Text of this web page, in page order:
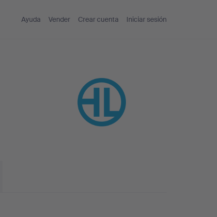
Ayuda Vender Crear cuenta Iniciar sesión